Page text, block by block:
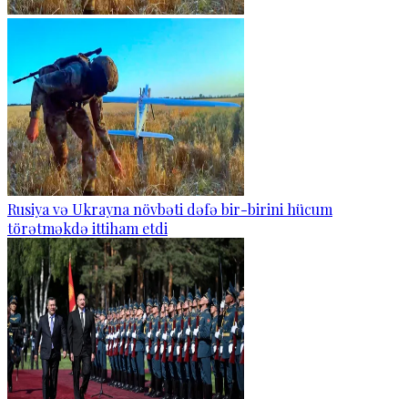
Rusiya və Ukrayna növbəti dəfə bir-birini hücum
törətməkdə ittiham etdi